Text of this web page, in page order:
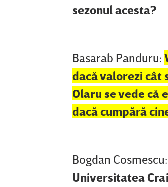
sezonul acesta?
Basarab Panduru:
dacă valorezi cât
Olaru se vede că
dacă cumpără
Bogdan Cosmescu:
Universitatea